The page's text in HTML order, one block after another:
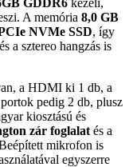
A memória 8,0 GB
NVMe SSD, így
a sztereo hangzás is
a HDMI ki 1 db, a
pedig 2 db, plusz
kiosztású és
zár foglalat és a
mikrofon is
egyszerre